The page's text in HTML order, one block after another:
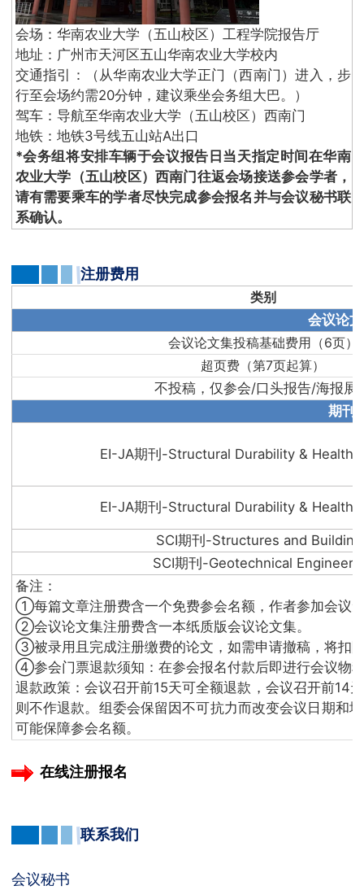
会场：华南农业大学（五山校区）工程学院报告厅
地址：广州市天河区五山华南农业大学校内
交通指引：（从华南农业大学正门（西南门）进入，步
行至会场约需20分钟，建议乘坐会务组大巴。）
驾车：导航至华南农业大学（五山校区）西南门
地铁：地铁3号线五山站A出口
*会务组将安排车辆于会议报告日当天指定时间在华南
农业大学（五山校区）西南门往返会场接送参会学者，
请有需要乘车的学者尽快完成参会报名并与会议秘书联
系确认。
注册费用
类别
会议论
会议论文集投稿基础费用（6页）
超页费（第7页起算）
不投稿，仅参会/口头报告/海报展
期刊
EI-JA期刊-Structural Durability & Health
EI-JA期刊-Structural Durability & Health
SCI期刊-Structures and
SCI期刊-Geotechnical
备注：
①每篇文章注册费含一个免费参会名额，作者参加会议
②会议论文集注册费含一本纸质版会议论文集。
③被录用且完成注册缴费的论文，如需申请撤稿，将扣
④参会门票退款须知：在参会报名付款后即进行会议物
退款政策：会议召开前15天可全额退款，会议召开前14
则不作退款。组委会保留因不可抗力而改变会议日期和
可能保障参会名额。
在线注册报名
联系我们
会议秘书